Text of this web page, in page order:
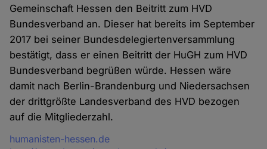
Gemeinschaft Hessen den Beitritt zum HVD
Bundesverband an. Dieser hat bereits im September
2017 bei seiner Bundesdelegiertenversammlung
bestätigt, dass er einen Beitritt der HuGH zum HVD
Bundesverband begrüßen würde. Hessen wäre
damit nach Berlin-Brandenburg und Niedersachsen
der drittgrößte Landesverband des HVD bezogen
auf die Mitgliederzahl.
Quelle
humanisten-hessen.de